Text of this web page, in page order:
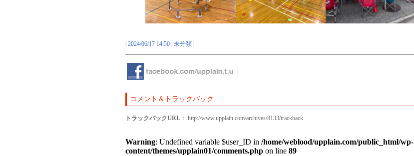
2024/06/17 14:50 未分類
コメント＆トラックバック
トラックバックURL ： http://www.upplain.com/archives/8133/trackback
Warning: Undefined variable $user_ID in /home/weblood/upplain.com/public_html/wp-
content/themes/upplain01/comments.php on line 89